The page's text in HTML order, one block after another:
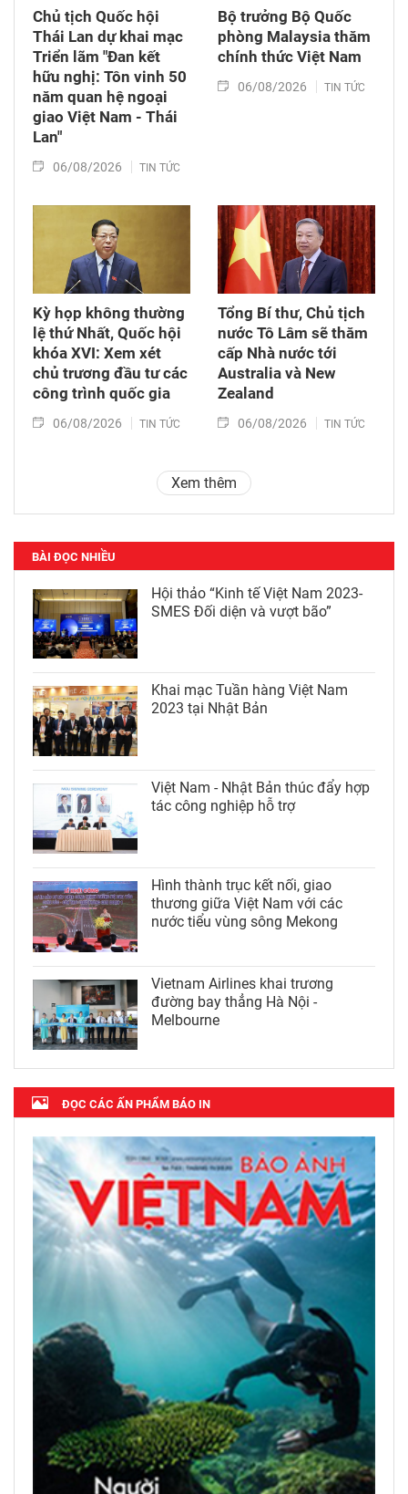
Chủ tịch Quốc hội
Thái Lan dự khai mạc
Triển lãm "Đan kết
hữu nghị: Tôn vinh 50
năm quan hệ ngoại
giao Việt Nam - Thái
Lan"
06/08/2026 TIN TỨC
Bộ trưởng Bộ Quốc
phòng Malaysia thăm
chính thức Việt Nam
06/08/2026 TIN TỨC
Kỳ họp không thường
lệ thứ Nhất, Quốc hội
khóa XVI: Xem xét
chủ trương đầu tư các
công trình quốc gia
06/08/2026 TIN TỨC
Tổng Bí thư, Chủ tịch
nước Tô Lâm sẽ thăm
cấp Nhà nước tới
Australia và New
Zealand
06/08/2026 TIN TỨC
Xem thêm
BÀI ĐỌC NHIỀU
Hội thảo “Kinh tế Việt Nam 2023-
SMES Đối diện và vượt bão”
Khai mạc Tuần hàng Việt Nam
2023 tại Nhật Bản
Việt Nam - Nhật Bản thúc đẩy hợp
tác công nghiệp hỗ trợ
Hình thành trục kết nối, giao
thương giữa Việt Nam với các
nước tiểu vùng sông Mekong
Vietnam Airlines khai trương
đường bay thẳng Hà Nội -
Melbourne
ĐỌC CÁC ẤN PHẨM BÁO IN